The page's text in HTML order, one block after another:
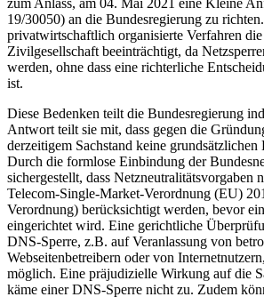
zum Anlass, am 04. Mai 2021 eine Kleine
19/30050) an die Bundesregierung zu
privatwirtschaftlich organisierte Verfahren die
Zivilgesellschaft beeinträchtigt, da
werden, ohne dass eine richterliche
ist.
Diese Bedenken teilt die Bundesregierung
Antwort teilt sie mit, dass gegen die
derzeitigem Sachstand keine grundsätzlichen
Durch die formlose Einbindung der
sichergestellt, dass Netzneutralitätsvorgaben
Telecom-Single-Market-Verordnung (EU)
Verordnung) berücksichtigt werden, bevor
eingerichtet wird. Eine gerichtliche
DNS-Sperre, z.B. auf Veranlassung von
Webseitenbetreibern oder von
möglich. Eine präjudizielle Wirkung auf die
käme einer DNS-Sperre nicht zu. Zudem